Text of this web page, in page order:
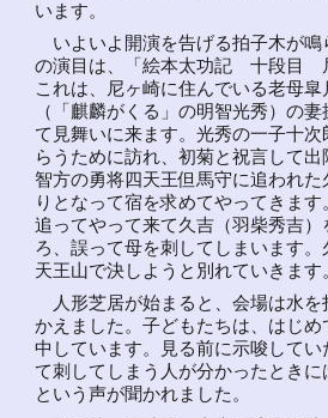
います。
いよいよ開演を告げる拍子木が鳴
の演目は、「絵本太功記 十段目
これは、尼ヶ崎に住んでいる老母皐
（「麒麟がくる」の明智光秀）の
て見舞いに来ます。光秀の一子十次
らうために訪れ、初菊と祝言して
智方の勇将四天王但馬守に追われ
りとなって宿を求めてやってきま
追ってやって来て久吉（羽柴秀吉）
ろ、誤って母を刺してしまいます
天王山で決しようと別れていきます
人形芝居が始まると、会場は水を
かえました。子どもたちは、はじ
中しています。見る前に示唆してい
て刺してしまう人が分かったときに
という声が聞かれました。